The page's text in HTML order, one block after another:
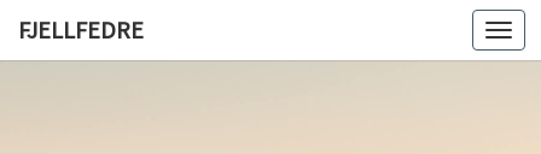
FJELLFEDRE